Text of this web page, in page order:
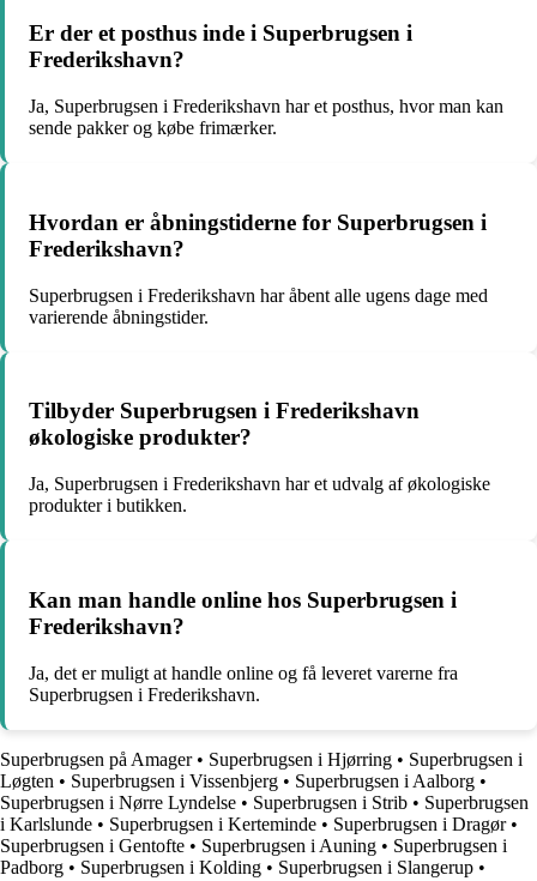
Er der et posthus inde i Superbrugsen i
Frederikshavn?
Ja, Superbrugsen i Frederikshavn har et posthus, hvor man kan
sende pakker og købe frimærker.
Hvordan er åbningstiderne for Superbrugsen i
Frederikshavn?
Superbrugsen i Frederikshavn har åbent alle ugens dage med
varierende åbningstider.
Tilbyder Superbrugsen i Frederikshavn
økologiske produkter?
Ja, Superbrugsen i Frederikshavn har et udvalg af økologiske
produkter i butikken.
Kan man handle online hos Superbrugsen i
Frederikshavn?
Ja, det er muligt at handle online og få leveret varerne fra
Superbrugsen i Frederikshavn.
Superbrugsen på Amager• Superbrugsen i Hjørring • Superbrugsen i
Løgten • Superbrugsen i Vissenbjerg • Superbrugsen i Aalborg •
Superbrugsen i Nørre Lyndelse • Superbrugsen i Strib • Superbrugsen
i Karlslunde • Superbrugsen i Kerteminde • Superbrugsen i Dragør•
Superbrugsen i Gentofte • Superbrugsen i Auning • Superbrugsen i
Padborg • Superbrugsen i Kolding • Superbrugsen i Slangerup •